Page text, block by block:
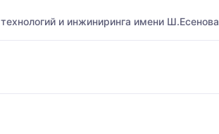
и инжиниринга имени Ш.Есенова